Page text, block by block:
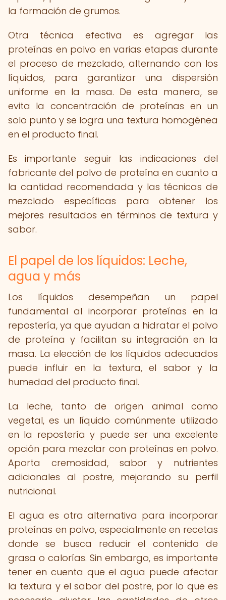
la formación de grumos.
Otra técnica efectiva es agregar las
proteínas en polvo en varias etapas durante
el proceso de mezclado, alternando con los
líquidos, para garantizar una dispersión
uniforme en la masa. De esta manera, se
evita la concentración de proteínas en un
solo punto y se logra una textura homogénea
en el producto final.
Es importante seguir las indicaciones del
fabricante del polvo de proteína en cuanto a
la cantidad recomendada y las técnicas de
mezclado específicas para obtener los
mejores resultados en términos de textura y
sabor.
El papel de los líquidos: Leche,
agua y más
Los líquidos desempeñan un papel
fundamental al incorporar proteínas en la
repostería, ya que ayudan a hidratar el polvo
de proteína y facilitan su integración en la
masa. La elección de los líquidos adecuados
puede influir en la textura, el sabor y la
humedad del producto final.
La leche, tanto de origen animal como
vegetal, es un líquido comúnmente utilizado
en la repostería y puede ser una excelente
opción para mezclar con proteínas en polvo.
Aporta cremosidad, sabor y nutrientes
adicionales al postre, mejorando su perfil
nutricional.
El agua es otra alternativa para incorporar
proteínas en polvo, especialmente en recetas
donde se busca reducir el contenido de
grasa o calorías. Sin embargo, es importante
tener en cuenta que el agua puede afectar
la textura y el sabor del postre, por lo que es